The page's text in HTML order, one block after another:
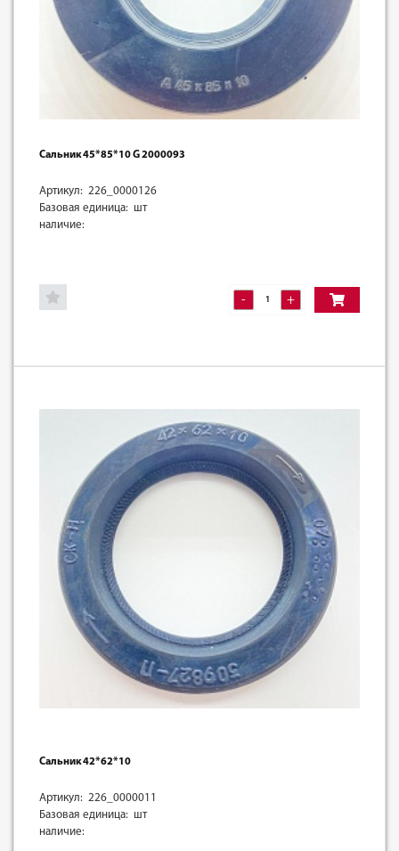
Сальник 45*85*10 G 2000093
Артикул: 226_0000126
Базовая единица: шт
наличие:
- +
Сальник 42*62*10
Артикул: 226_0000011
Базовая единица: шт
наличие: